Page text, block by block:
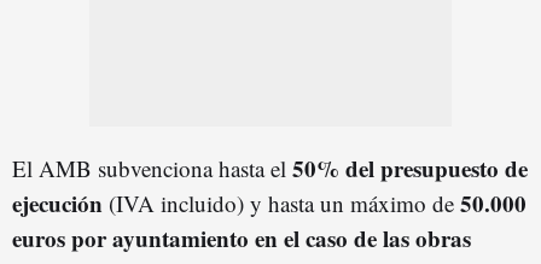
El AMB subvenciona hasta el 50% del presupuesto de
ejecución (IVA incluido) y hasta un máximo de 50.000
euros por ayuntamiento en el caso de las obras